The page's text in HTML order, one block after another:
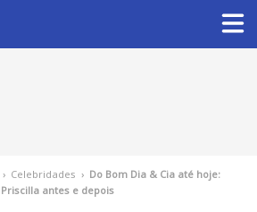
› Celebridades › Do Bom Dia & Cia até hoje:
Priscilla antes e depois